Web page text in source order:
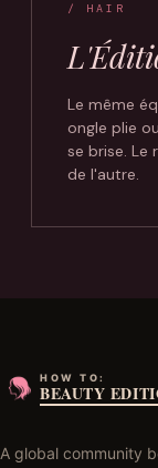
/ HAIR
Le même
ongle plie
se brise. Le
de l'autre.
HOW TO:
BEAUTY
A global community